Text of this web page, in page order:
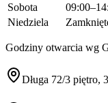
Sobota
Niedziela
Godziny otwarcia wg
Długa 72/3 piętro,